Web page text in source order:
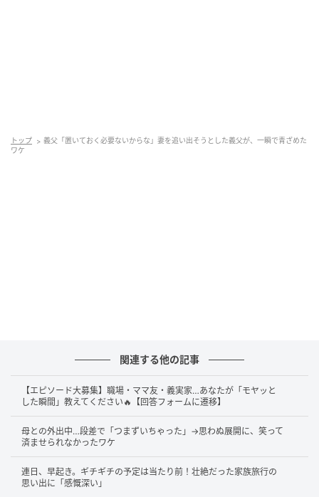
トップ
義父「置いておく必要ないからな」妻を追い出そうとした義父が、一瞬で青ざめた
ワケ
関連する他の記事
【エピソード大募集】職場・ママ友・義実家…あなたが「モヤッと
した瞬間」教えてください🔥【回答フォームに遷移】
母との外出中…段差で「つまずいちゃった」→思わぬ展開に、笑って
済ませられなかったワケ
連日、早起き。ギチギチの予定は当たり前！壮絶だった家族旅行の
思い出に「感慨深い」